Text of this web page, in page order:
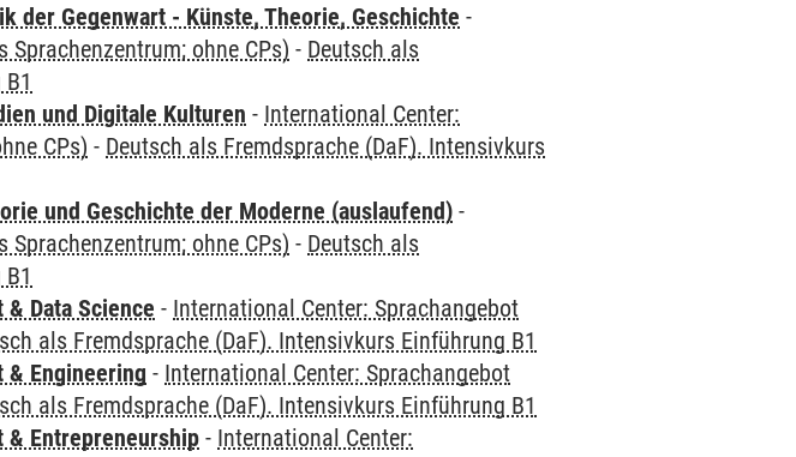
der Gegenwart - Künste, Theorie, Geschichte -
ohne CPs) - Deutsch als
und Digitale Kulturen - International Center:
CPs) - Deutsch als Fremdsprache (DaF). Intensivkurs
und Geschichte der Moderne (auslaufend) -
ohne CPs) - Deutsch als
Data Science - International Center: Sprachangebot
als Fremdsprache (DaF). Intensivkurs Einführung B1
& Engineering - International Center: Sprachangebot
als Fremdsprache (DaF). Intensivkurs Einführung B1
& Entrepreneurship - International Center: